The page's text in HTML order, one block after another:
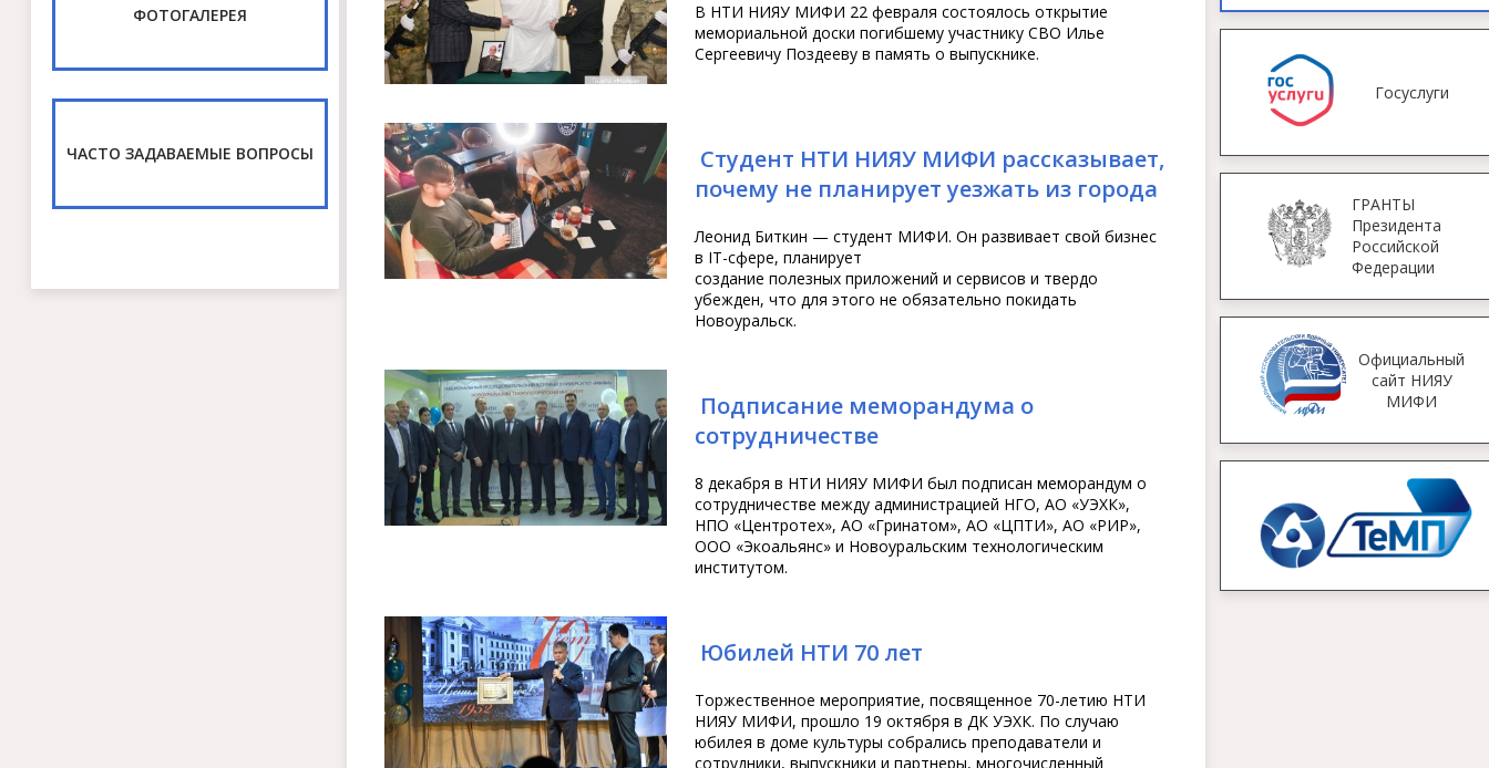
ФОТОГАЛЕРЕЯ
ЧАСТО ЗАДАВАЕМЫЕ ВОПРОСЫ
В НТИ НИЯУ МИФИ 22 февраля состоялось открытие
мемориальной доски погибшему участнику СВО Илье
Сергеевичу Поздееву в память о выпускнике.
Студент НТИ НИЯУ МИФИ рассказывает,
почему не планирует уезжать из города
Леонид Биткин — студент МИФИ. Он развивает свой бизнес
в IT-сфере, планирует
создание полезных приложений и сервисов и твердо
убежден, что для этого не обязательно покидать
Новоуральск.
Подписание меморандума о
сотрудничестве
8 декабря в НТИ НИЯУ МИФИ был подписан меморандум о
сотрудничестве между администрацией НГО, АО «УЭХК»,
НПО «Центротех», АО «Гринатом», АО «ЦПТИ», АО «РИР»,
ООО «Экоальянс» и Новоуральским технологическим
институтом.
Юбилей НТИ 70 лет
Торжественное мероприятие, посвященное 70-летию НТИ
НИЯУ МИФИ, прошло 19 октября в ДК УЭХК. По случаю
юбилея в доме культуры собрались преподаватели и
сотрудники, выпускники и партнеры, многочисленный
Госуслуги
ГРАНТЫ
Президента
Российской
Федерации
Официальный
сайт НИЯУ
МИФИ